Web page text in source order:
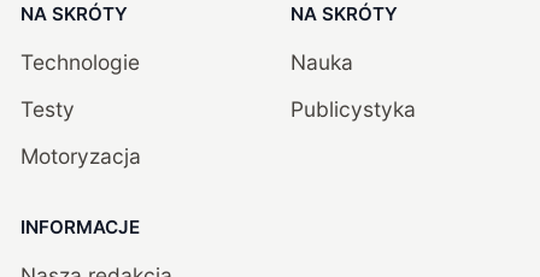
NA SKRÓTY
Technologie
Testy
Motoryzacja
NA SKRÓTY
Nauka
Publicystyka
INFORMACJE